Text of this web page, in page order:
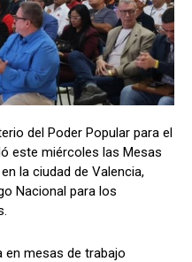
del Poder Popular para el
este miércoles las Mesas
la ciudad de Valencia,
Nacional para los
en mesas de trabajo